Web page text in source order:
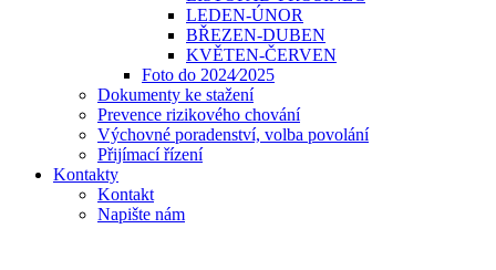
LEDEN-ÚNOR
BŘEZEN-DUBEN
KVĚTEN-ČERVEN
Foto do 2024⁄2025
Dokumenty ke stažení
Prevence rizikového chování
Výchovné poradenství, volba povolání
Přijímací řízení
Kontakty
Kontakt
Napište nám